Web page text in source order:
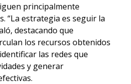
principalmente
“La estrategia es seguir la
destacando que
los recursos obtenidos
las redes que
y generar